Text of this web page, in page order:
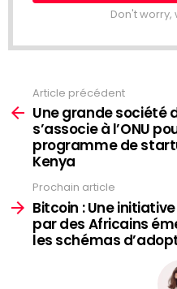
Don't
plus
Article précédent
Une grande société
s’associe à l’ONU
programme de
Kenya
Prochain article
Bitcoin : Une
par des Africains
les schémas